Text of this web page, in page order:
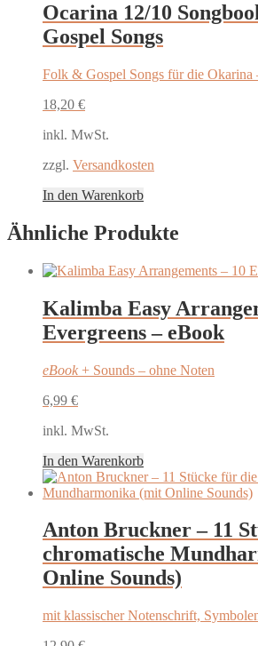
Ocarina 12/10
Gospel Songs
Folk & Gospel Songs für die Okarina
18,20 €
inkl. MwSt.
zzgl. Versandkosten
In den Warenkorb
Ähnliche Produkte
Kalimba Easy
Evergreens – eBook
eBook + Sounds – ohne Noten
6,99 €
inkl. MwSt.
In den Warenkorb
Anton Bruckner – 11
chromatische
Online Sounds)
mit klassischer Notenschrift,